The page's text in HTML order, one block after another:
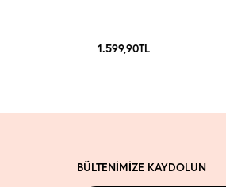
1.599,90TL
BÜLTENİMİZE KAYDOLUN